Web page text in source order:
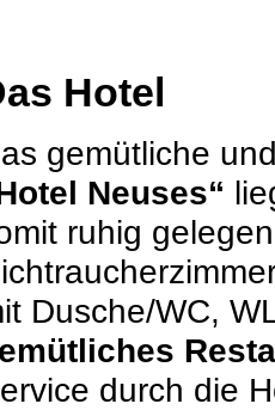
Hotel
gemütliche
Neuses“
ruhig
Dusche/WC,
durch die